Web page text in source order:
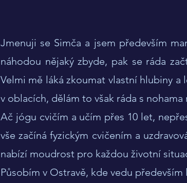
Jmenuji se Simča a jsem především
náhodou nějaký zbyde, pak se ráda
Velmi mě láká zkoumat vlastní hlubiny
v oblacích, dělám to však ráda s
Ač jógu cvičím a učím přes 10 let,
vše začíná fyzickým cvičením a
nabízí moudrost pro každou životní
Působím v Ostravě, kde vedu především